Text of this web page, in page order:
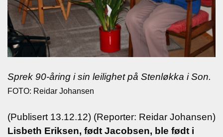
Sprek 90-åring i sin leilighet på Stenløkka i Son.
FOTO: Reidar Johansen
(Publisert 13.12.12) (Reporter: Reidar Johansen)
Lisbeth Eriksen, født Jacobsen, ble født i